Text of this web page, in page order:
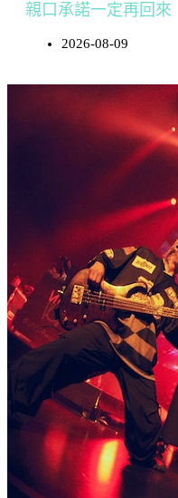
親口承諾一定再回來
2026-08-09